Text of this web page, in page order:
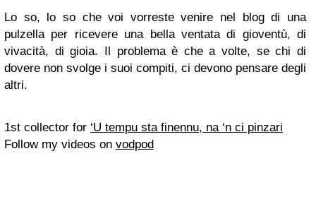
Lo so, lo so che voi vorreste venire nel blog di una
pulzella per ricevere una bella ventata di gioventù, di
vivacità, di gioia. Il problema è che a volte, se chi di
dovere non svolge i suoi compiti, ci devono pensare degli
altri.
1st collector for ‘U tempu sta finennu, na ‘n ci pinzari
Follow my videos on vodpod